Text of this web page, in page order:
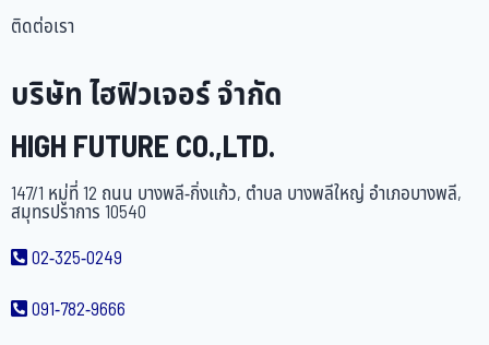
ติดต่อเรา
บริษัท ไฮฟิวเจอร์ จำกัด
HIGH FUTURE CO.,LTD.
147/1 หมู่ที่ 12 ถนน บางพลี-กิ่งแก้ว, ตำบล บางพลีใหญ่ อำเภอบางพลี,
สมุทรปราการ 10540
02-325-0249
091-782-9666